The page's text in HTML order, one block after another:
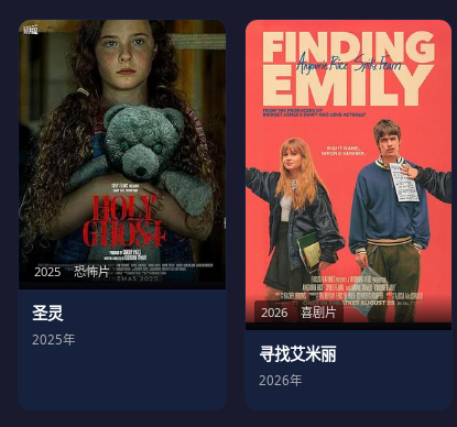
2025 恐怖片
圣灵
2025年
2026 喜剧片
寻找艾米丽
2026年